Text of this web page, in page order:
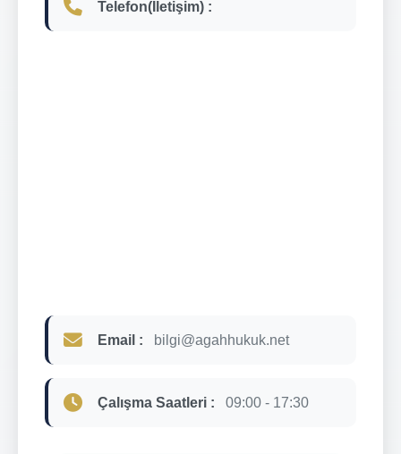
Telefon(İletişim) :
Email : bilgi@agahhukuk.net
Çalışma Saatleri : 09:00 - 17:30